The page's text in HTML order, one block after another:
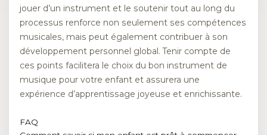
jouer d’un instrument et le soutenir tout au long du
processus renforce non seulement ses compétences
musicales, mais peut également contribuer à son
développement personnel global. Tenir compte de
ces points facilitera le choix du bon instrument de
musique pour votre enfant et assurera une
expérience d’apprentissage joyeuse et enrichissante.
FAQ